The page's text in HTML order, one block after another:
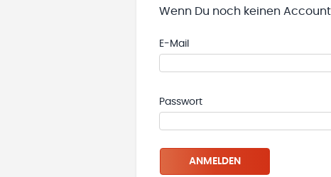
Wenn Du noch keinen
E-Mail
Passwort
ANMELDEN